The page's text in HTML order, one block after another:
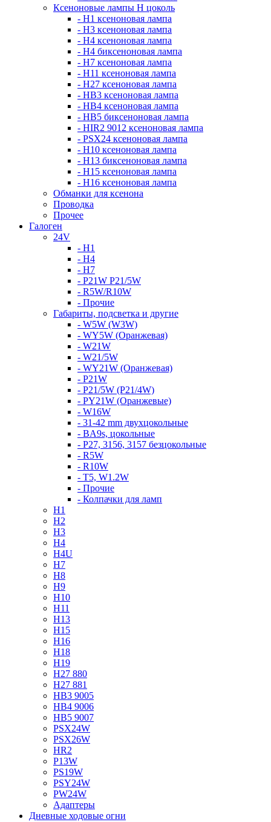
Ксеноновые лампы Н цоколь
- H1 ксеноновая лампа
- H3 ксеноновая лампа
- H4 ксеноновая лампа
- H4 биксеноновая лампа
- H7 ксеноновая лампа
- H11 ксеноновая лампа
- H27 ксеноновая лампа
- HB3 ксеноновая лампа
- HB4 ксеноновая лампа
- HB5 биксеноновая лампа
- HIR2 9012 ксеноновая лампа
- PSX24 ксеноновая лампа
- H10 ксеноновая лампа
- H13 биксеноновая лампа
- H15 ксеноновая лампа
- H16 ксеноновая лампа
Обманки для ксенона
Проводка
Прочее
Галоген
24V
- H1
- H4
- H7
- P21W P21/5W
- R5W/R10W
- Прочие
Габариты, подсветка и другие
- W5W (W3W)
- WY5W (Оранжевая)
- W21W
- W21/5W
- WY21W (Оранжевая)
- P21W
- P21/5W (P21/4W)
- PY21W (Оранжевые)
- W16W
- 31-42 mm двухцокольные
- BA9s, цокольные
- P27, 3156, 3157 безцокольные
- R5W
- R10W
- T5, W1.2W
- Прочие
- Колпачки для ламп
H1
H2
H3
H4
H4U
H7
H8
H9
H10
H11
H13
H15
H16
H18
H19
H27 880
H27 881
HB3 9005
HB4 9006
HB5 9007
PSX24W
PSX26W
HR2
P13W
PS19W
PSY24W
PW24W
Адаптеры
Дневные ходовые огни